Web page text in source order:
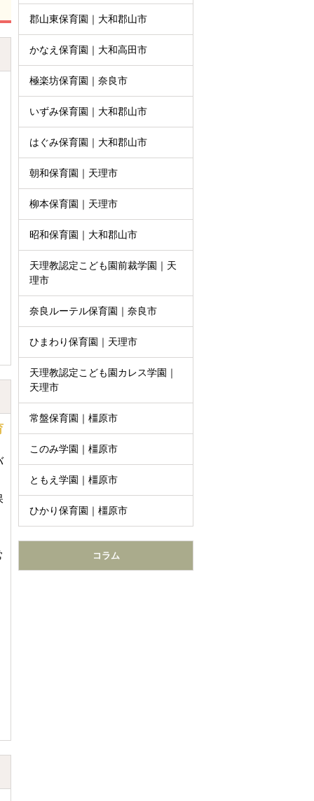
郡山東保育園｜大和郡山市
かなえ保育園｜大和高田市
極楽坊保育園｜奈良市
いずみ保育園｜大和郡山市
はぐみ保育園｜大和郡山市
朝和保育園｜天理市
柳本保育園｜天理市
昭和保育園｜大和郡山市
天理教認定こども園前裁学園｜天
理市
奈良ルーテル保育園｜奈良市
ひまわり保育園｜天理市
天理教認定こども園カレス学園｜
天理市
常盤保育園｜橿原市
このみ学園｜橿原市
ともえ学園｜橿原市
ひかり保育園｜橿原市
コラム